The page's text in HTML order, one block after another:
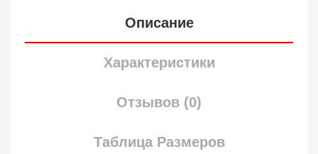
Описание
Характеристики
Отзывов (0)
Таблица Размеров